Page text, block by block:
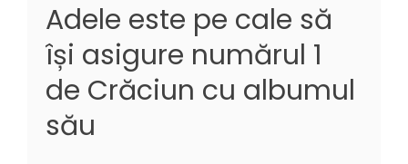
Adele este pe cale să
își asigure numărul 1
de Crăciun cu albumul
său